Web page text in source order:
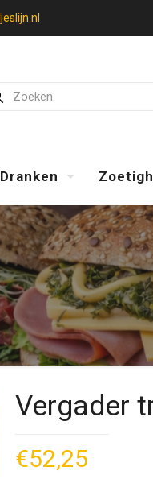
Dranken
Vergader
€52,25